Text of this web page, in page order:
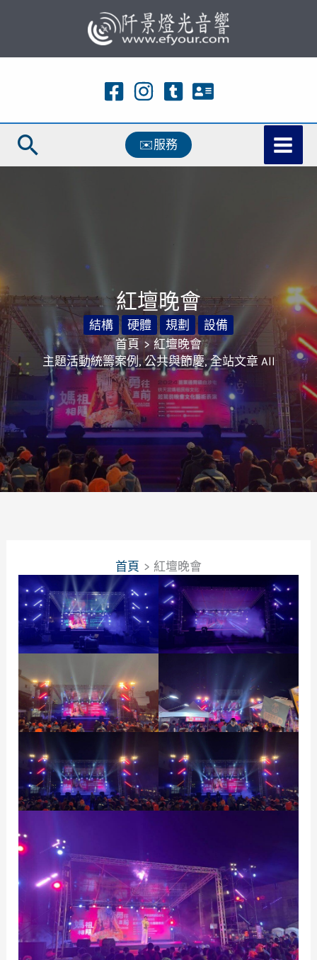
主
容
搜
✉️服務
紅壇晚會
結構 硬體 規劃
設備
首頁
紅壇晚會
主題活動統籌案例,公共與節慶,全站文章 All
首頁 紅壇晚會